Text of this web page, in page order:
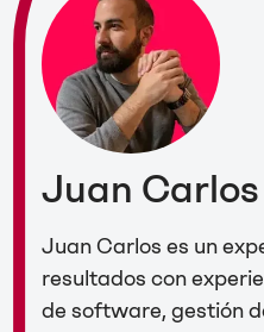
Juan
Juan Carlos es un
resultados con
de software, gestión